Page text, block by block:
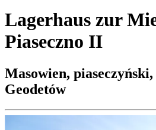
Lagerhaus zur
Piaseczno II
Masowien,
Geodetów